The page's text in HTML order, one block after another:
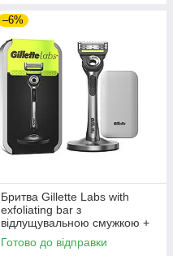
–6%
Бритва Gillette Labs with
exfoliating bar з
відлущувальною смужкою +
магнітна підставка (2 кас.) +
кейс 02729
Готово до відправки